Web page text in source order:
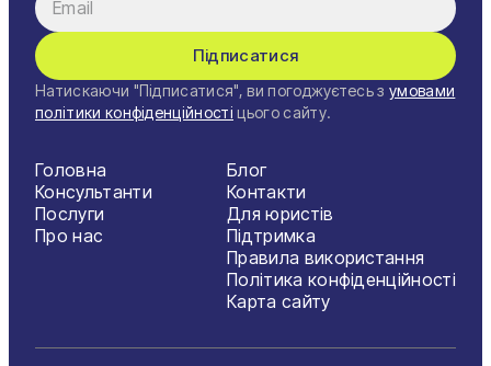
Підписатися
Натискаючи "Підписатися", ви погоджуєтесь з умовами
політики конфіденційності цього сайту.
Головна
Консультанти
Послуги
Про нас
Блог
Контакти
Для юристів
Підтримка
Правила використання
Політика конфіденційності
Карта сайту